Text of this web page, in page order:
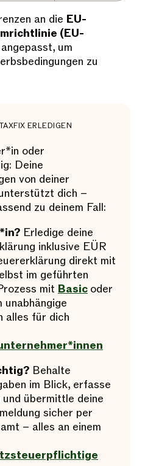
an die EU-
(EU-
angepasst, um
zu
ERLEDIGEN
oder
Deine
von deiner
dich –
zu deinem Fall:
Erledige deine
inklusive EÜR
direkt mit
im geführten
mit Basic oder
unabhängige
alles für dich
Behalte
im Blick, erfasse
übermittle deine
sicher per
– alles an einem